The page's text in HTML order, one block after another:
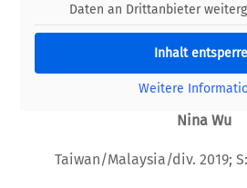
Daten an Drittanbieter
Inhalt
Weitere
Nina Wu
Taiwan/Malaysia/div. 2019;